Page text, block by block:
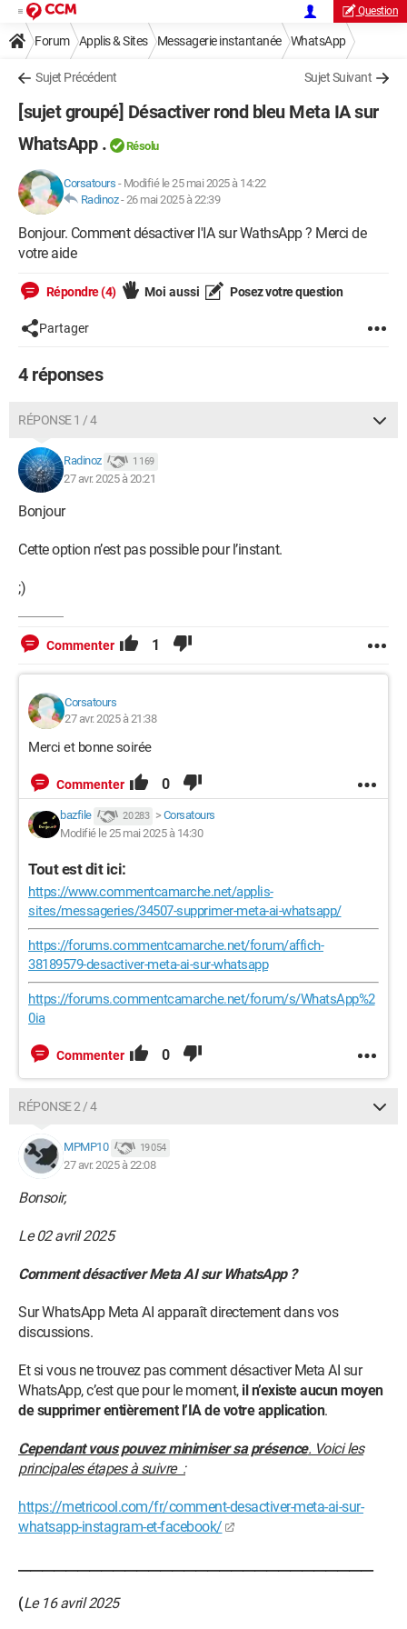
Question
Forum Applis & Sites Messagerie instantanée WhatsApp
Sujet Précédent Sujet Suivant
[sujet groupé] Désactiver rond bleu Meta IA sur
WhatsApp .
Résolu
Corsatours - Modifié le 25 mai 2025 à 14:22
Radinoz-26 mai 2025 à 22:39
Bonjour. Comment désactiver l'IA sur WathsApp ? Merci de
votre aide
Répondre (4) Moi aussi Posez votre question
Partager
4 réponses
RÉPONSE 1 / 4
Radinoz 1 169
27 avr. 2025 à 20:21
Bonjour
Cette option n’est pas possible pour l’instant.
;)
Commenter 1
Corsatours
27 avr. 2025 à 21:38
Merci et bonne soirée
Commenter 0
bazfile 20 283 > Corsatours
Modifié le 25 mai 2025 à 14:30
Tout est dit ici:
https://www.commentcamarche.net/applis-
sites/messageries/34507-supprimer-meta-ai-whatsapp/
https://forums.commentcamarche.net/forum/affich-
38189579-desactiver-meta-ai-sur-whatsapp
https://forums.commentcamarche.net/forum/s/WhatsApp%2
0ia
Commenter 0
RÉPONSE 2 / 4
MPMP10 19 054
27 avr. 2025 à 22:08
Bonsoir,
Le 02 avril 2025
Comment désactiver Meta AI sur WhatsApp ?
Sur WhatsApp Meta AI apparaît directement dans vos
discussions.
Et si vous ne trouvez pas comment désactiver Meta AI sur
WhatsApp, c’est que pour le moment, il n’existe aucun moyen
de supprimer entièrement l’IA de votre application.
Cependant vous pouvez minimiser sa présence. Voici les
principales étapes à suivre :
https://metricool.com/fr/comment-desactiver-meta-ai-sur-
whatsapp-instagram-et-facebook/
(Le 16 avril 2025